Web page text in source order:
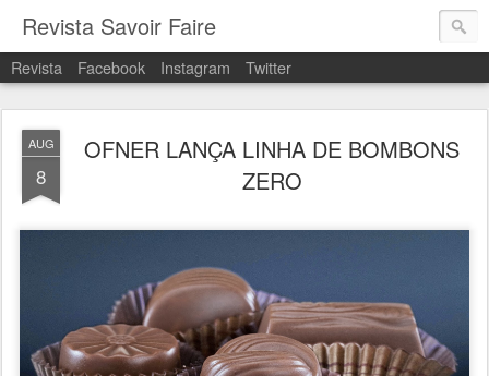
Revista Savoir Faire
Revista Facebook Instagram Twitter
AUG
8
OFNER LANÇA LINHA DE BOMBONS
ZERO